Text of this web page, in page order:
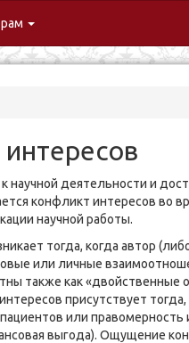
деятельности и
конфликт интересов во
научной работы.
тогда, когда автор
или личные
также как
присутствует
пациентов или
выгода). Ощущение